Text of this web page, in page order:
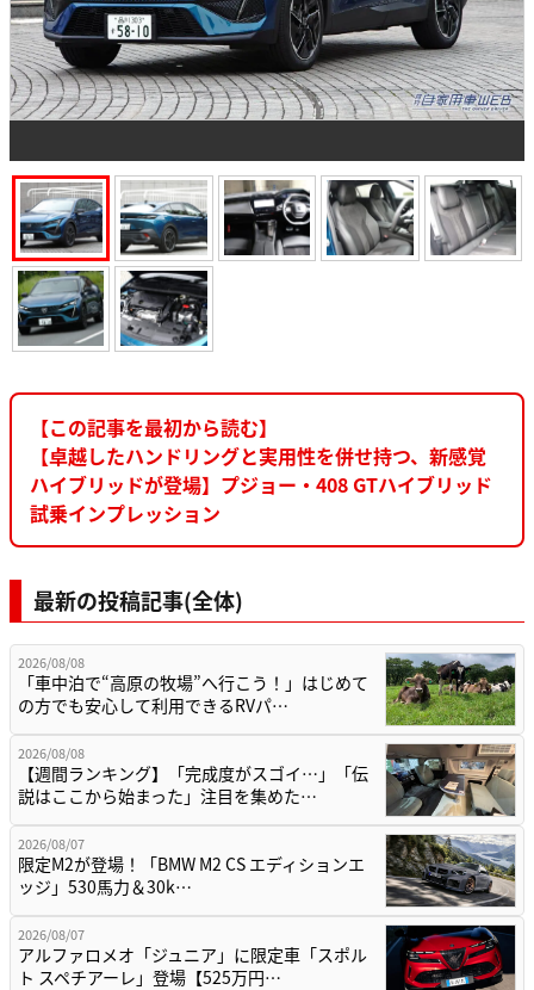
【この記事を最初から読む】
【卓越したハンドリングと実用性を併せ持つ、新感覚
ハイブリッドが登場】プジョー・408 GTハイブリッド
試乗インプレッション
最新の投稿記事(全体)
2026/08/08
「車中泊で“高原の牧場”へ行こう！」はじめて
の方でも安心して利用できるRVパ…
2026/08/08
【週間ランキング】「完成度がスゴイ…」「伝
説はここから始まった」注目を集めた…
2026/08/07
限定M2が登場！「BMW M2 CS エディションエ
ッジ」530馬力＆30k…
2026/08/07
アルファロメオ「ジュニア」に限定車「スポル
ト スペチアーレ」登場【525万円…